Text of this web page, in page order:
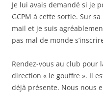
Je lui avais demandé si je
GCPM à cette sortie. Sur
mail et je suis
pas mal de monde
Rendez-vous au club pour
direction « le gouffre ». Il
déjà présente. Nous nous